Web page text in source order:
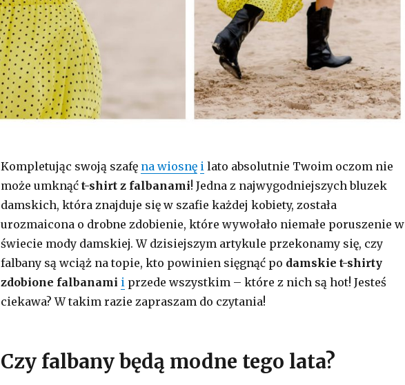
Kompletując swoją szafę na wiosnę i lato absolutnie Twoim oczom nie
może umknąć t-shirt z falbanami! Jedna z najwygodniejszych bluzek
damskich, która znajduje się w szafie każdej kobiety, została
urozmaicona o drobne zdobienie, które wywołało niemałe poruszenie w
świecie mody damskiej. W dzisiejszym artykule przekonamy się, czy
falbany są wciąż na topie, kto powinien sięgnąć po damskie t-shirty
zdobione falbanami i przede wszystkim – które z nich są hot! Jesteś
ciekawa? W takim razie zapraszam do czytania!
Czy falbany będą modne tego lata?